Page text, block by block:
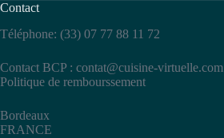
Contact
Téléphone: (33) 07 77 88 11 72
Contact BCP : contat@cuisine-virtuelle.com
Politique de rembourssement
Bordeaux
FRANCE